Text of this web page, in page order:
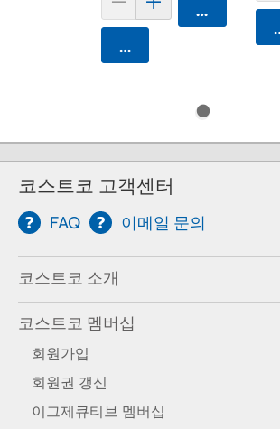
카트에 담기
카트에 담기
코스트코 고객센터
FAQ 이메일 문의
코스트코 소개
코스트코 멤버십
회원가입
회원권 갱신
이그제큐티브 멤버십